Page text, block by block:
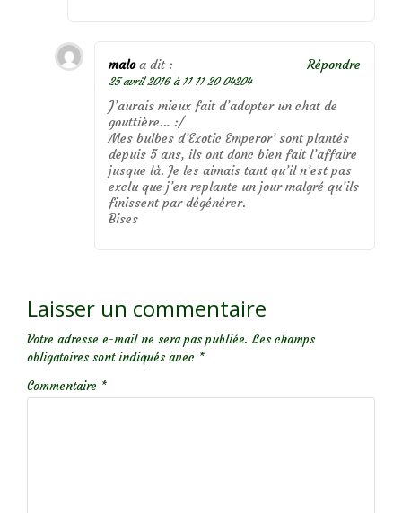
malo a dit :
25 avril 2016 à 11 11 20 04204
J’aurais mieux fait d’adopter un chat de
gouttière… :/
Mes bulbes d’Exotic Emperor’ sont plantés
depuis 5 ans, ils ont donc bien fait l’affaire
jusque là. Je les aimais tant qu’il n’est pas
exclu que j’en replante un jour malgré qu’ils
finissent par dégénérer.
Bises
Répondre
Laisser un commentaire
Votre adresse e-mail ne sera pas publiée. Les champs
obligatoires sont indiqués avec *
Commentaire *